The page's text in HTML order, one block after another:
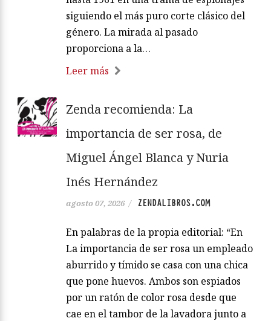
siguiendo el más puro corte clásico del
género. La mirada al pasado
proporciona a la…
Leer más
Zenda recomienda: La
importancia de ser rosa, de
Miguel Ángel Blanca y Nuria
Inés Hernández
agosto 07, 2026 / ZENDALIBROS.COM
En palabras de la propia editorial: “En
La importancia de ser rosa un empleado
aburrido y tímido se casa con una chica
que pone huevos. Ambos son espiados
por un ratón de color rosa desde que
cae en el tambor de la lavadora junto a